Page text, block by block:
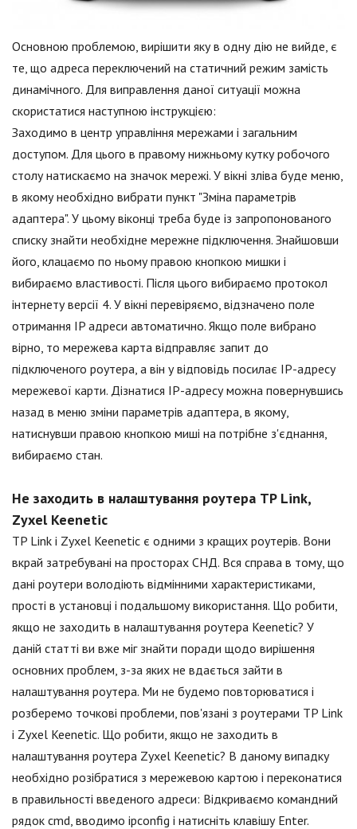
Основною проблемою, вирішити яку в одну дію не вийде, є
те, що адреса переключений на статичний режим замість
динамічного. Для виправлення даної ситуації можна
скористатися наступною інструкцією:
Заходимо в центр управління мережами і загальним
доступом. Для цього в правому нижньому кутку робочого
столу натискаємо на значок мережі. У вікні зліва буде меню,
в якому необхідно вибрати пункт "Зміна параметрів
адаптера". У цьому віконці треба буде із запропонованого
списку знайти необхідне мережне підключення. Знайшовши
його, клацаємо по ньому правою кнопкою мишки і
вибираємо властивості. Після цього вибираємо протокол
інтернету версії 4. У вікні перевіряємо, відзначено поле
отримання IP адреси автоматично. Якщо поле вибрано
вірно, то мережева карта відправляє запит до
підключеного роутера, а він у відповідь посилає IP-адресу
мережевої карти. Дізнатися IP-адресу можна повернувшись
назад в меню зміни параметрів адаптера, в якому,
натиснувши правою кнопкою миші на потрібне з'єднання,
вибираємо стан.
Не заходить в налаштування роутера TP Link,
Zyxel Keenetic
TP Link і Zyxel Keenetic є одними з кращих роутерів. Вони
вкрай затребувані на просторах СНД. Вся справа в тому, що
дані роутери володіють відмінними характеристиками,
прості в установці і подальшому використання. Що робити,
якщо не заходить в налаштування роутера Keenetic? У
даній статті ви вже міг знайти поради щодо вирішення
основних проблем, з-за яких не вдається зайти в
налаштування роутера. Ми не будемо повторюватися і
розберемо точкові проблеми, пов'язані з роутерами TP Link
і Zyxel Keenetic. Що робити, якщо не заходить в
налаштування роутера Zyxel Keenetic? В даному випадку
необхідно розібратися з мережевою картою і переконатися
в правильності введеного адреси: Відкриваємо командний
рядок cmd, вводимо ipconfig і натисніть клавішу Enter.